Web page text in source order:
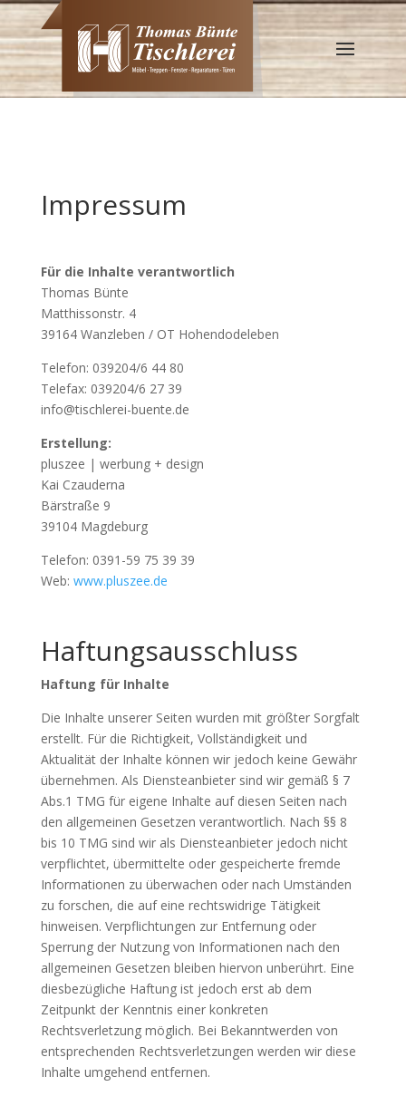
Impressum
Für die Inhalte verantwortlich
Thomas Bünte
Matthissonstr. 4
39164 Wanzleben / OT Hohendodeleben
Telefon: 039204/6 44 80
Telefax: 039204/6 27 39
info@tischlerei-buente.de
Erstellung:
pluszee | werbung + design
Kai Czauderna
Bärstraße 9
39104 Magdeburg
Telefon: 0391-59 75 39 39
Web: www.pluszee.de
Haftungsausschluss
Haftung für Inhalte
Die Inhalte unserer Seiten wurden mit größter Sorgfalt
erstellt. Für die Richtigkeit, Vollständigkeit und
Aktualität der Inhalte können wir jedoch keine Gewähr
übernehmen. Als Diensteanbieter sind wir gemäß § 7
Abs.1 TMG für eigene Inhalte auf diesen Seiten nach
den allgemeinen Gesetzen verantwortlich. Nach §§ 8
bis 10 TMG sind wir als Diensteanbieter jedoch nicht
verpflichtet, übermittelte oder gespeicherte fremde
Informationen zu überwachen oder nach Umständen
zu forschen, die auf eine rechtswidrige Tätigkeit
hinweisen. Verpflichtungen zur Entfernung oder
Sperrung der Nutzung von Informationen nach den
allgemeinen Gesetzen bleiben hiervon unberührt. Eine
diesbezügliche Haftung ist jedoch erst ab dem
Zeitpunkt der Kenntnis einer konkreten
Rechtsverletzung möglich. Bei Bekanntwerden von
entsprechenden Rechtsverletzungen werden wir diese
Inhalte umgehend entfernen.